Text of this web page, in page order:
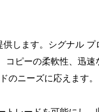
します。シグナル プ
コピーの柔軟性、迅速
のニーズに応えます。